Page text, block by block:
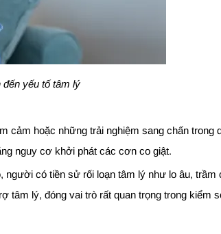
đến yếu tố tâm lý
cảm hoặc những trải nghiệm sang chấn
nguy cơ khởi phát các cơn co giật.
có tiền sử rối loạn tâm lý như lo âu, trầm
tâm lý, đóng vai trò rất quan trọng trong kiểm